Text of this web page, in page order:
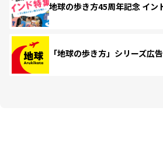
地球の歩き方45周年記念 イン
「地球の歩き方」シリーズ広